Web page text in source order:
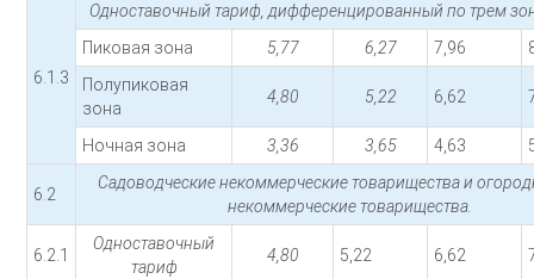
6.1.3
Одноставочный тариф, дифференцированный по трем
Пиковая зона
5,77 6,27 7,96
Полупиковая
зона
4,80 5,22 6,62
Ночная зона 3,36 3,65 4,63
6.2
Садоводческие некоммерческие товарищества и
некоммерческие товарищества.
6.2.1
Одноставочный
тариф
4,80 5,22 6,62